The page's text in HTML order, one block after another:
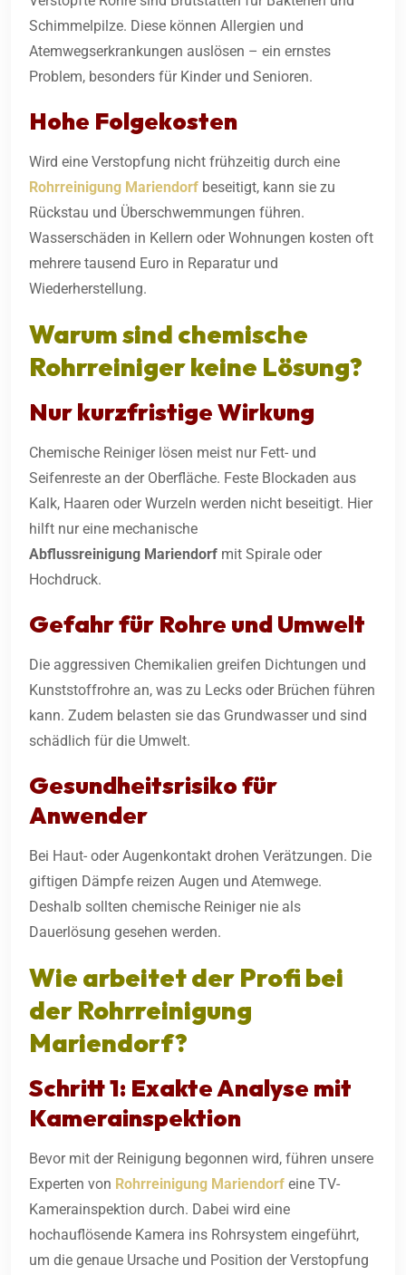
Schimmelpilze. Diese können Allergien und
Atemwegserkrankungen auslösen – ein ernstes
Problem, besonders für Kinder und Senioren.
Hohe Folgekosten
Wird eine Verstopfung nicht frühzeitig durch eine
Rohrreinigung Mariendorf beseitigt, kann sie zu
Rückstau und Überschwemmungen führen.
Wasserschäden in Kellern oder Wohnungen kosten oft
mehrere tausend Euro in Reparatur und
Wiederherstellung.
Warum sind chemische
Rohrreiniger keine Lösung?
Nur kurzfristige Wirkung
Chemische Reiniger lösen meist nur Fett- und
Seifenreste an der Oberfläche. Feste Blockaden aus
Kalk, Haaren oder Wurzeln werden nicht beseitigt. Hier
hilft nur eine mechanische
Abflussreinigung Mariendorf mit Spirale oder
Hochdruck.
Gefahr für Rohre und Umwelt
Die aggressiven Chemikalien greifen Dichtungen und
Kunststoffrohre an, was zu Lecks oder Brüchen führen
kann. Zudem belasten sie das Grundwasser und sind
schädlich für die Umwelt.
Gesundheitsrisiko für
Anwender
Bei Haut- oder Augenkontakt drohen Verätzungen. Die
giftigen Dämpfe reizen Augen und Atemwege.
Deshalb sollten chemische Reiniger nie als
Dauerlösung gesehen werden.
Wie arbeitet der Profi bei
der Rohrreinigung
Mariendorf?
Schritt 1: Exakte Analyse mit
Kamerainspektion
Bevor mit der Reinigung begonnen wird, führen unsere
Experten von Rohrreinigung Mariendorf eine TV-
Kamerainspektion durch. Dabei wird eine
hochauflösende Kamera ins Rohrsystem eingeführt,
um die genaue Ursache und Position der Verstopfung